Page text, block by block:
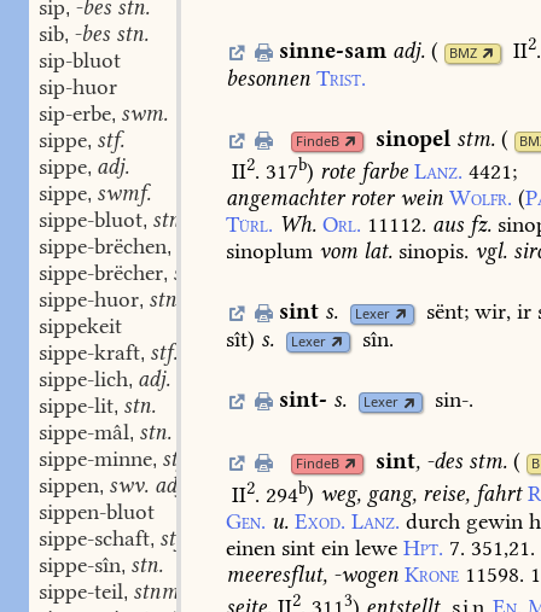
sip, -bes stn.
sib, -bes stn.
sip-bluot
sip-huor
sip-erbe, swm.
sippe, stf.
sippe, adj.
sippe, swmf.
sippe-bluot, stn.
sippe-brëchen,
stv. I, 2. stn.
sippe-brëcher, stm.
sippe-huor, stn.
sippekeit
sippe-kraft, stf.
sippe-lich, adj.
sippe-lit, stn.
sippe-mâl, stn.
sippe-minne, stf.
sippen, swv. adj.
sippen-bluot
sippe-schaft, stf.
sippe-sîn, stn.
sippe-teil, stnm. f.
sinne-sam adj. ( BMZ II2
besonnen Trist.
FindeB sinopel stm. (
II2. 317b) rote farbe Lanz. 4421;
angemachterroterwein Wolfr. (
Türl. Wh. Orl. 11112. aus fz.
sinoplum vom lat. sinopis. vgl.
sint s. Lexer sënt; wir, ir
sît) s. Lexer sîn.
sint- s. Lexer sin-.
FindeB sint, -des stm. (
II2. 294b) weg, gang, reise, fahrt
Gen. u. Exod. Lanz. durch gewin
einen sint ein lewe Hpt. 7. 351,21.
meeresflut, -wogen Krone 11598.
2 3